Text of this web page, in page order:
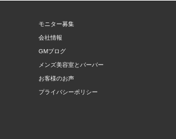
モニター募集
会社情報
GMブログ
メンズ美容室とバーバー
お客様のお声
プライバシーポリシー